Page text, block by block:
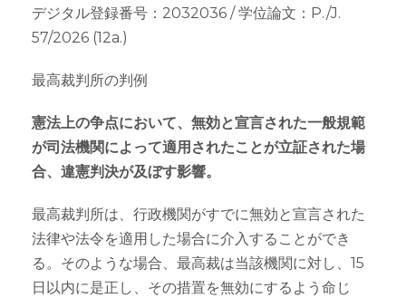
デジタル登録番号：2032036 / 学位論文：P./J.
57/2026 (12a.)
最高裁判所の判例
憲法上の争点において、無効と宣言された一般規範
が司法機関によって適用されたことが立証された場
合、違憲判決が及ぼす影響。
最高裁判所は、行政機関がすでに無効と宣言された
法律や法令を適用した場合に介入することができ
る。そのような場合、最高裁は当該機関に対し、15
日以内に是正し、その措置を無効にするよう命じ